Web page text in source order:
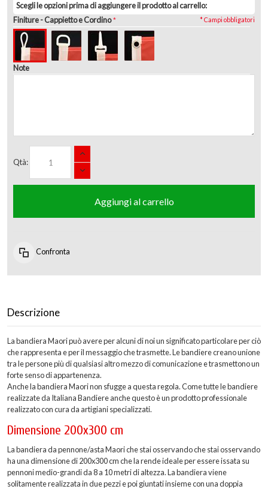
Scegli le opzioni prima di aggiungere il prodotto al carrello:
Finiture- Cappietto e Cordino
Note
* Campi obbligatori
Qtà:
Aggiungi al carrello
Confronta
Descrizione
La bandiera Maori può avere per alcuni di noi un significato particolare per ciò
che rappresenta e per il messaggio che trasmette. Le bandiere creano unione
tra le persone più di qualsiasi altro mezzo di comunicazione e trasmettono un
forte senso di appartenenza.
Anche la bandiera Maori non sfugge a questa regola. Come tutte le bandiere
realizzate da Italiana Bandiere anche questo è un prodotto professionale
realizzato con cura da artigiani specializzati.
Dimensione 200x300 cm
La bandiera da pennone/asta Maori che stai osservando che stai osservando
ha una dimensione di 200x300 cm che la rende ideale per essere issata su
pennoni medio-grandi da 8 a 10 metri di altezza. La bandiera viene
solitamente realizzata in due pezzi e poi giuntati insieme con una doppia